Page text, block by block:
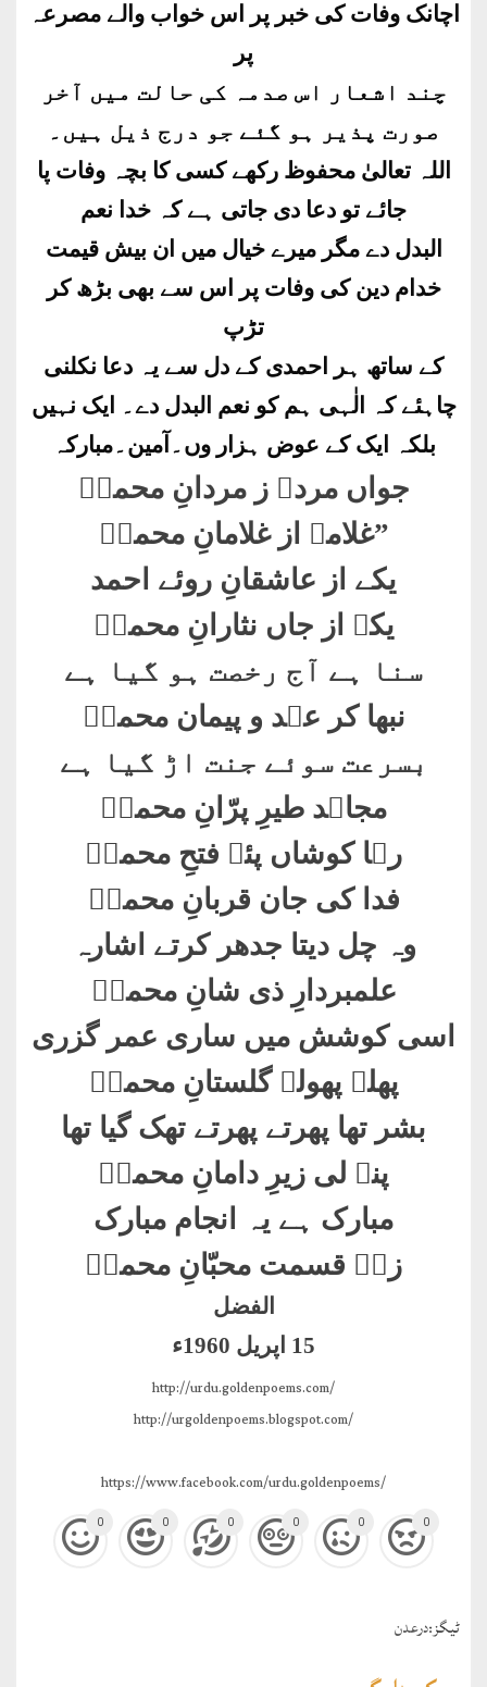
اچانک وفات کی خبر پر اس خواب والے مصرعہ
پر
چند اشعار اس صدمہ کی حالت میں آخر
صورت پذیر ہو گئے جو درج ذیل ہیں۔
اللہ تعالیٰ محفوظ رکھے کسی کا بچہ وفات پا
جائے تو دعا دی جاتی ہے کہ خدا نعم
البدل دے مگر میرے خیال میں ان بیش قیمت
خدام دین کی وفات پر اس سے بھی بڑھ کر
تڑپ
کے ساتھ ہر احمدی کے دل سے یہ دعا نکلنی
چاہئے کہ الٰہی ہم کو نعم البدل دے۔ ایک نہیں
بلکہ ایک کے عوض ہزار وں۔آمین۔مبارکہ
جواں مردے ز مردانِ محمدؐ
”غلامے از غلامانِ محمدؐ
یکے از عاشقانِ روئے احمد
یکے از جاں نثارانِ محمدؐ
سنا ہے آج رخصت ہو گیا ہے
نبھا کر عہد و پیمان محمدؐ
بسرعت سوئے جنت اڑ گیا ہے
مجاہد طیرِ پرّانِ محمدؐ
رہا کوشاں پئے فتحِ محمدؐ
فدا کی جان قربانِ محمدؐ
وہ چل دیتا جدھر کرتے اشارہ
علمبردارِ ذی شانِ محمدؐ
اسی کوشش میں ساری عمر گزری
پھلے پھولے گلستانِ محمدؐ
بشر تھا پھرتے پھرتے تھک گیا تھا
پنہ لی زیرِ دامانِ محمدؐ
مبارک ہے یہ انجام مبارک
زہے قسمت محبّانِ محمدؐ
الفضل
15 اپریل 1960ء
http://urdu.goldenpoems.com/
http://urgoldenpoems.blogspot.com/
https://www.facebook.com/urdu.goldenpoems/
0 0 0 0 0 0
ٹيگز:درعدن